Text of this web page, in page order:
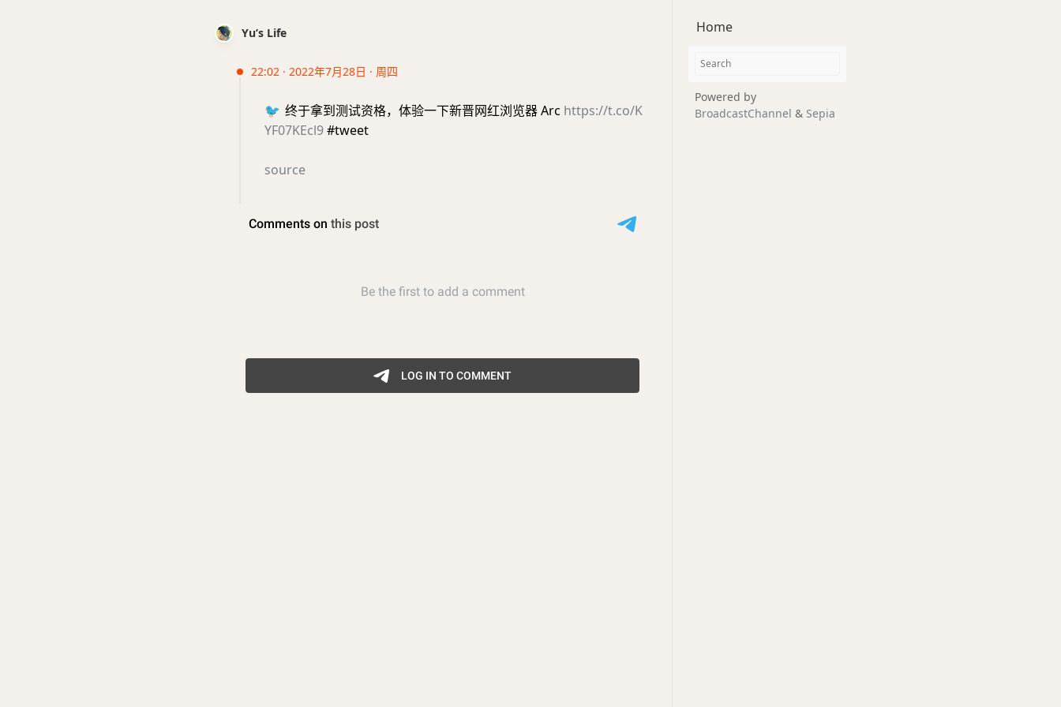
Yu’s Life
22:02 · 2022年7月28日 · 周四
🐦 终于拿到测试资格，体验一下新晋网红浏览器 Arc https://t.co/K
YF07KEcl9#tweet
source
Home
Powered by
BroadcastChannel & Sepia